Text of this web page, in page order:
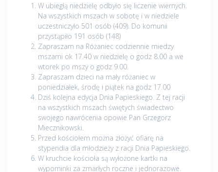
W ubiegłą niedzielę odbyło się liczenie wiernych.
Na wszystkich mszach w sobotę i w niedziele
uczestniczyło 501 osób (409). Do komunii
przystąpiło 191 osób (148)
Zapraszam na Różaniec codziennie miedzy
mszami ok 17.40 w niedzielę o godz 8.00 a we
wtorek po mszy o godz 9.00.
Zapraszam dzieci na mały różaniec w
poniedziałek, środę i piątek na godz 17.00
Dziś kolejna edycja Dnia Papieskiego. Z tej racji
na wszystkich mszach świętych świadectwo
swojego nawrócenia opowie Pan Grzegorz
Miecznikowski.
Przed kościołem można złożyć ofiarę na
stypendia dla młodzieży z racji Dnia Papieskiego.
W kruchcie kościoła są wyłożone kartki na
wypominki za zmarłych roczne i jednorazowe.